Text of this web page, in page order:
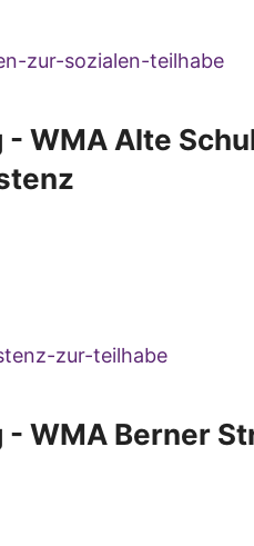
zur-sozialen-teilhabe
WMA Alte
zur-teilhabe
WMA Berner